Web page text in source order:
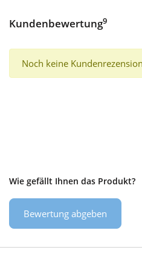
Kundenbewertung9
Noch keine
Wie gefällt Ihnen das Produkt?
Bewertung abgeben